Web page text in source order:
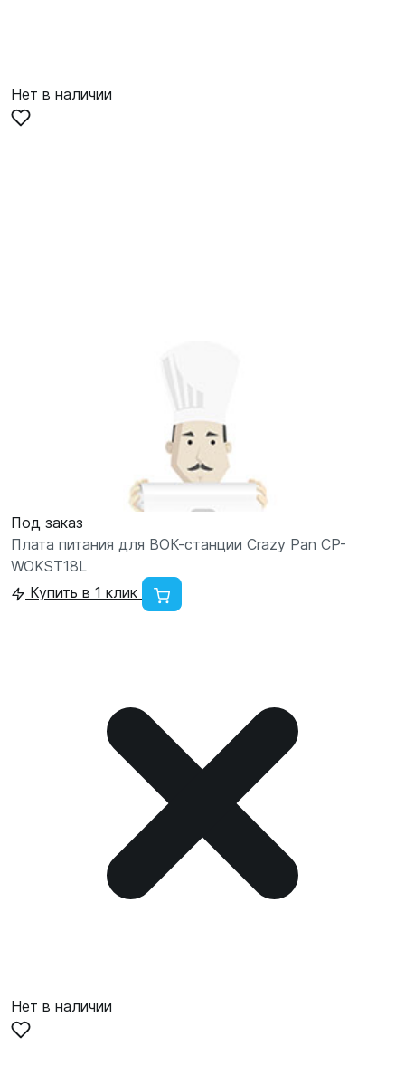
Нет в наличии
Под заказ
Плата питания для ВОК-станции Crazy Pan CP-
WOKST18L
Купить в 1 клик
Нет в наличии